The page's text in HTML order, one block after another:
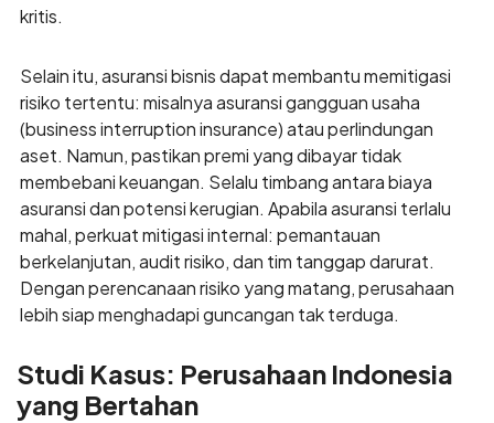
kritis.
Selain itu, asuransi bisnis dapat membantu memitigasi
risiko tertentu: misalnya asuransi gangguan usaha
(business interruption insurance) atau perlindungan
aset. Namun, pastikan premi yang dibayar tidak
membebani keuangan. Selalu timbang antara biaya
asuransi dan potensi kerugian. Apabila asuransi terlalu
mahal, perkuat mitigasi internal: pemantauan
berkelanjutan, audit risiko, dan tim tanggap darurat.
Dengan perencanaan risiko yang matang, perusahaan
lebih siap menghadapi guncangan tak terduga.
Studi Kasus: Perusahaan Indonesia
yang Bertahan